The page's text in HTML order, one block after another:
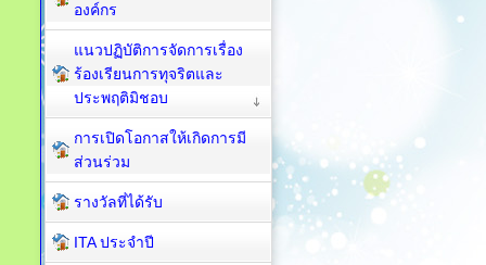
องค์กร
แนวปฏิบัติการจัดการเรื่อง
ร้องเรียนการทุจริตและ
ประพฤติมิชอบ
การเปิดโอกาสให้เกิดการมี
ส่วนร่วม
รางวัลที่ได้รับ
ITA ประจำปี